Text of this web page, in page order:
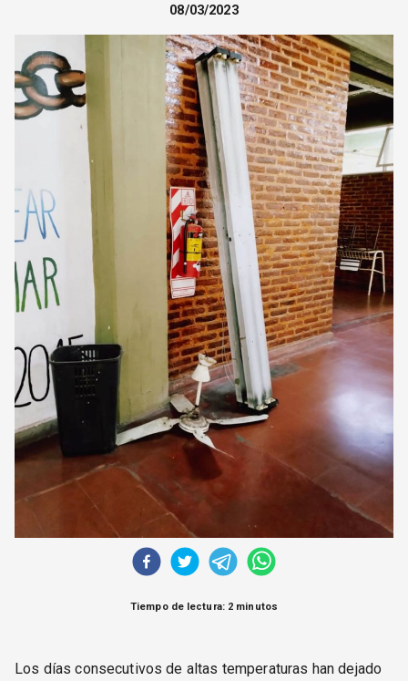
SOCIEDAD Y CULTURA
JUVENTUD
CORREO DE LECTORES
DEBATE
ARCHIVO
DECLARACIONES
OPINIÓN
ALTAMIRA RESPONDE
Política Obrera Revista
CONTACTO
08/03/2023
Tiempo de lectura: 2 minutos
Los días consecutivos de altas temperaturas han dejado